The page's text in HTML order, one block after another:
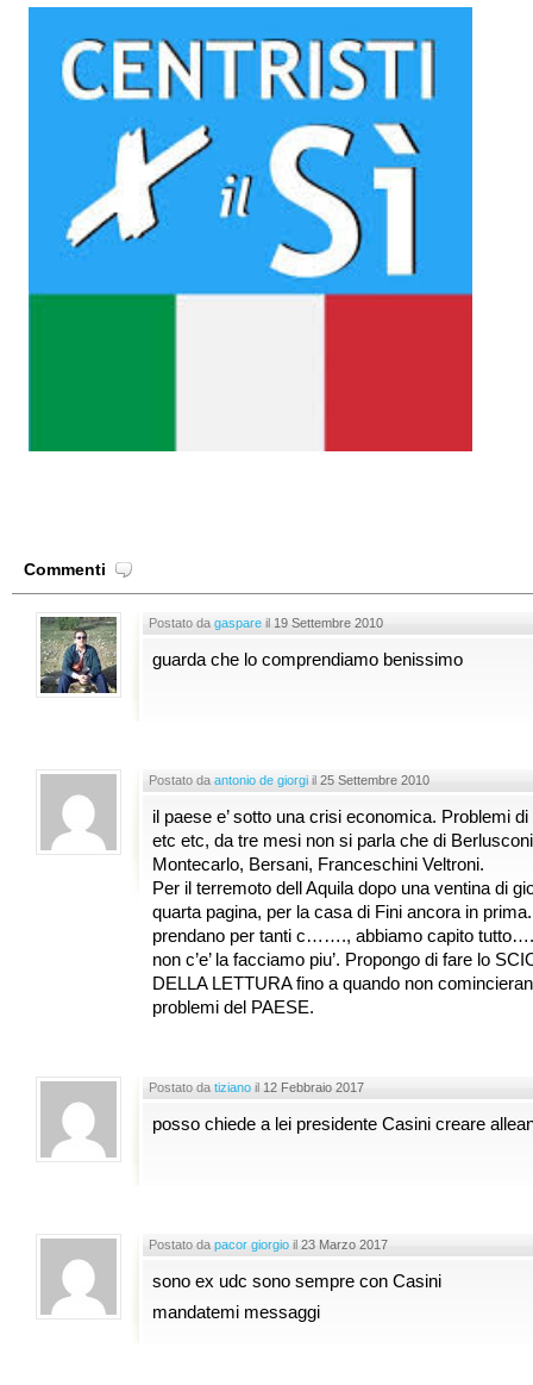
Commenti
Postato da gaspare il 19 Settembre 2010
guarda che lo comprendiamo benissimo
Postato da antonio de giorgi il 25 Settembre 2010
il paese e’ sotto una crisi economica. Problemi
etc etc, da tre mesi non si parla che di
Montecarlo, Bersani, Franceschini Veltroni.
Per il terremoto dell Aquila dopo una ventina di
quarta pagina, per la casa di Fini ancora in
prendano per tanti c……., abbiamo capito
non c’e’ la facciamo piu’. Propongo di fare lo
DELLA LETTURA fino a quando non
problemi del PAESE.
Postato da tiziano il 12 Febbraio 2017
posso chiede a lei presidente Casini creare
Postato da pacor giorgio il 23 Marzo 2017
sono ex udc sono sempre con Casini
mandatemi messaggi